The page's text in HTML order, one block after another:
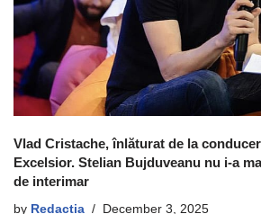
Vlad Cristache, înlăturat de la
Excelsior. Stelian Bujduveanu nu i-a
de interimar
by Redacția December 3, 2025